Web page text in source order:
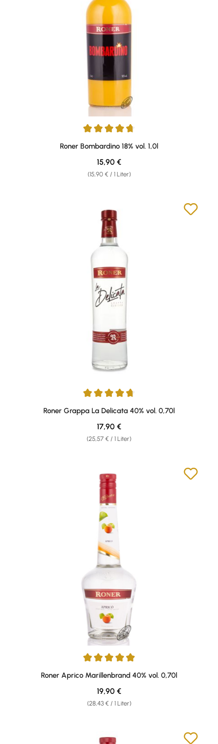
Durchschnittliche Bewertung von 4.8 von 5 Sternen
Roner Bombardino 18% vol. 1,0l
(15,90 € / 1 Liter)
Regulärer Preis:
15,90 €
Durchschnittliche Bewertung von 4.75 von 5 Sternen
Roner Grappa La Delicata 40% vol. 0,70l
(25,57 € / 1 Liter)
Regulärer Preis:
17,90 €
Durchschnittliche Bewertung von 4.95 von 5 Sternen
Roner Aprico Marillenbrand 40% vol. 0,70l
(28,43 € / 1 Liter)
Regulärer Preis:
19,90 €